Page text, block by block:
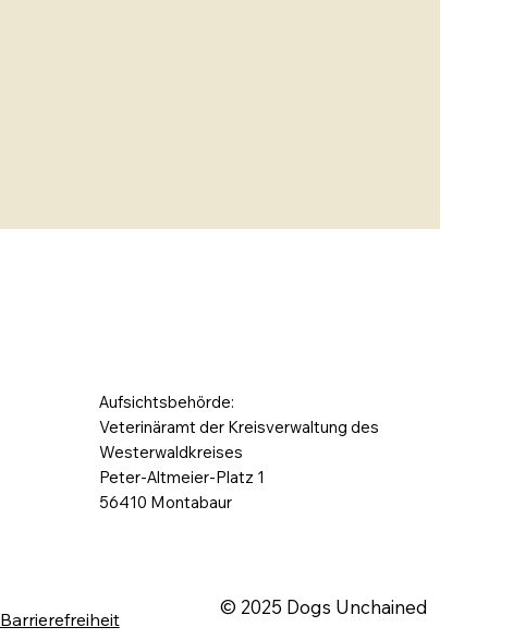
Aufsichtsbehörde:
Veterinäramt der Kreisverwaltung des
Westerwaldkreises
Peter-Altmeier-Platz 1
56410 Montabaur
Barrierefreiheit
© 2025 Dogs Unchained